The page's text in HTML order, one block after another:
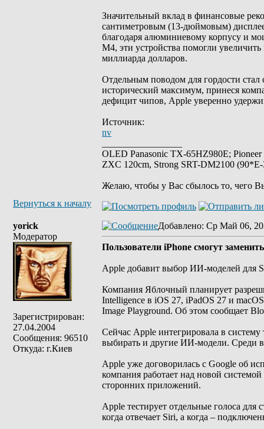
Значительный вклад в финансовые
сантиметровым (13-дюймовым)
благодаря алюминиевому корпусу и
M4, эти устройства помогли
миллиарда долларов.
Отдельным поводом для гордости
исторический максимум, принеся
дефицит чипов, Apple уверенно
Источник:
nv
OLED Panasonic TX-65HZ980E;
ZXC 120cm, Strong SRT-DM2100
Желаю, чтобы у Вас сбылось то, чего
Вернуться к началу
yorick
Модератор
Зарегистрирован:
27.04.2004
Сообщения: 96510
Откуда: г.Киев
Добавлено: Ср Май 06,
Пользователи iPhone смогут
Apple добавит выбор ИИ-моделей для
Компания Яблочный планирует
Intelligence в iOS 27, iPadOS 27 и
Image Playground. Об этом сообщает
Сейчас Apple интегрировала в
выбирать и другие ИИ-модели. Среди
Apple уже договорилась с Google об
компания работает над новой
сторонних приложений.
Apple тестирует отдельные голоса
когда отвечает Siri, а когда –